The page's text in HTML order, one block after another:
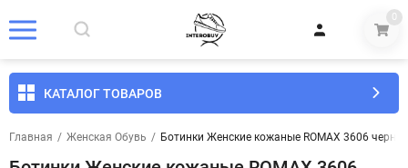
0
КАТАЛОГ ТОВАРОВ
Главная / Женская Обувь / Ботинки Женские кожаные ROMAX 3606